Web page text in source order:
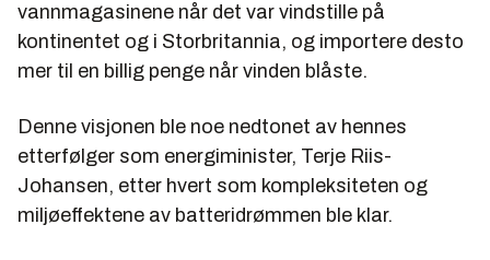
vannmagasinene når det var vindstille på
kontinentet og i Storbritannia, og importere desto
mer til en billig penge når vinden blåste.
Denne visjonen ble noe nedtonet av hennes
etterfølger som energiminister, Terje Riis-
Johansen, etter hvert som kompleksiteten og
miljøeffektene av batteridrømmen ble klar.